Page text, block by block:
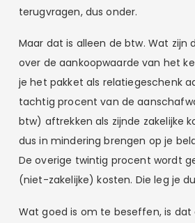
terugvragen, dus onder.
Maar dat is alleen de btw. Wat zijn
over de aankoopwaarde van het
je het pakket als relatiegeschenk
tachtig procent van de
btw) aftrekken als zijnde zakelijke
dus in mindering brengen op je
De overige twintig procent wordt
(niet-zakelijke) kosten. Die leg je
Wat goed is om te beseffen, is dat